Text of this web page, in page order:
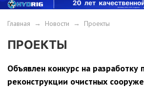
Главная → Новости → Проекты
ПРОЕКТЫ
Объявлен конкурс на разработку
реконструкции очистных